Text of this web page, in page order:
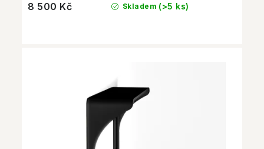
Skladem (>5 ks)
8 500 Kč